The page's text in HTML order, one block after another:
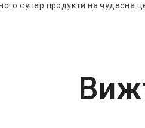
супер продукти на чудесна